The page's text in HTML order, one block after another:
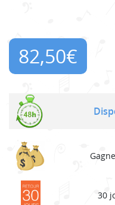
82,50€
30